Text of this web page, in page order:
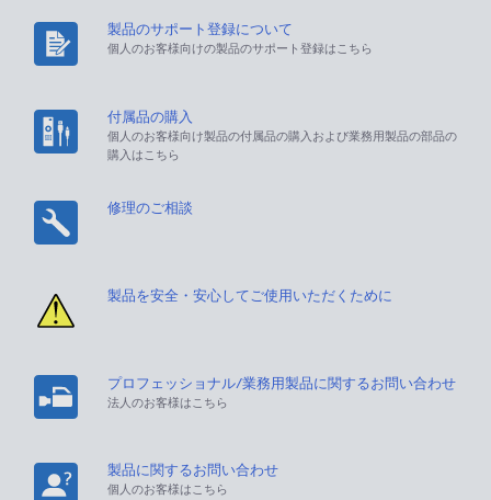
製品のサポート登録について
個人のお客様向けの製品のサポート登録はこちら
付属品の購入
個人のお客様向け製品の付属品の購入および業務用製品の部品の
購入はこちら
修理のご相談
製品を安全・安心してご使用いただくために
プロフェッショナル/業務用製品に関するお問い合わせ
法人のお客様はこちら
製品に関するお問い合わせ
個人のお客様はこちら